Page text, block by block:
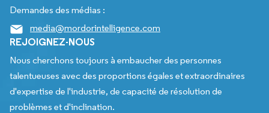
Demandes des médias :
media@mordorintelligence.com
REJOIGNEZ-NOUS
Nous cherchons toujours à embaucher des personnes
talentueuses avec des proportions égales et extraordinaires
d'expertise de l'industrie, de capacité de résolution de
problèmes et d'inclination.